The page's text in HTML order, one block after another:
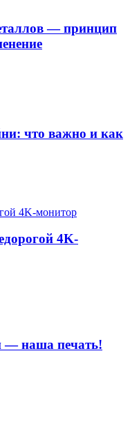
— принцип
что важно и как
4K-
— наша печать!